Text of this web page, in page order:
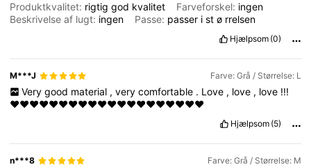
Produktkvalitet: rigtiggod kvalitet Farveforskel: ingen
Beskrivelse af lugt: ingen Passe: passer istø rrelsen
Hjælpsom (0)
M***J Farve: Grå / Størrelse: L
Very good material , very comfortable . Love , love , love !!!
❤️❤️❤️❤️❤️❤️❤️❤️❤️❤️❤️❤️❤️❤️❤️❤️❤️❤️❤️❤️
Hjælpsom (5)
n***8 Farve: Grå / Størrelse: M